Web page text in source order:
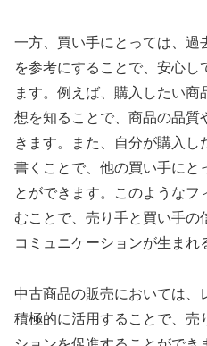
一方、買い手にとっては、過
を参考にすることで、安心し
ます。例えば、購入したい
想を知ることで、商品の品質
きます。また、自分が購入
書くことで、他の買い手にと
とができます。このような
むことで、売り手と買い手の
コミュニケーションが生まれ
中古商品の販売においては、
積極的に活用することで、売